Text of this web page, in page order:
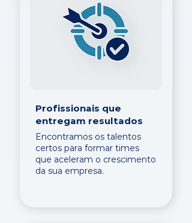
Profissionais que
entregam resultados
Encontramos os talentos
certos para formar times
que aceleram o crescimento
da sua empresa.